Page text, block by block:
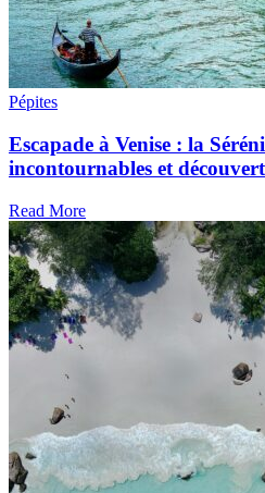
Pépites
Escapade à Venise : la
incontournables et
Read More